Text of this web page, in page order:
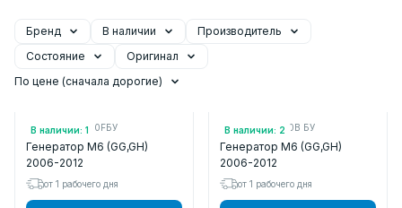
Бренд В наличии
Производитель
Состояние
Оригинал
По цене (сначала дорогие)
В наличии: 1
Арт.: L3P918300FБУ
Генератор M6 (GG,GH)
2006-2012
от 1 рабочего дня
В наличии: 2
Арт.: L3P918300B БУ
Генератор M6 (GG,GH)
2006-2012
от 1 рабочего дня